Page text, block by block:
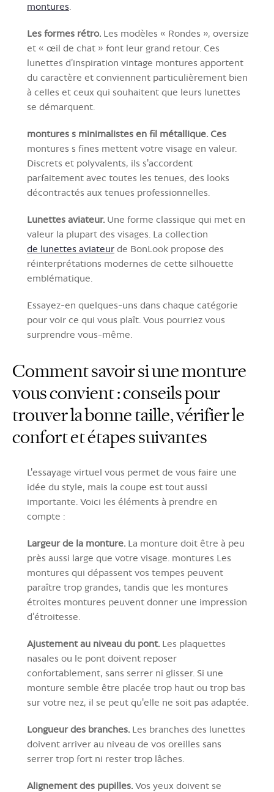
montures.
Les formes rétro. Les modèles « Rondes », oversize
et « œil de chat » font leur grand retour. Ces
lunettes d’inspiration vintage montures apportent
du caractère et conviennent particulièrement bien
à celles et ceux qui souhaitent que leurs lunettes
se démarquent.
montures s minimalistes en fil métallique. Ces
montures s fines mettent votre visage en valeur.
Discrets et polyvalents, ils s'accordent
parfaitement avec toutes les tenues, des looks
décontractés aux tenues professionnelles.
Lunettes aviateur. Une forme classique qui met en
valeur la plupart des visages. La collection
de lunettes aviateur de BonLook propose des
réinterprétations modernes de cette silhouette
emblématique.
Essayez-en quelques-uns dans chaque catégorie
pour voir ce qui vous plaît. Vous pourriez vous
surprendre vous-même.
Comment savoir si une monture
vous convient : conseils pour
trouver la bonne taille, vérifier le
confort et étapes suivantes
L'essayage virtuel vous permet de vous faire une
idée du style, mais la coupe est tout aussi
importante. Voici les éléments à prendre en
compte :
Largeur de la monture. La monture doit être à peu
près aussi large que votre visage. montures Les
montures qui dépassent vos tempes peuvent
paraître trop grandes, tandis que les montures
étroites montures peuvent donner une impression
d’étroitesse.
Ajustement au niveau du pont. Les plaquettes
nasales ou le pont doivent reposer
confortablement, sans serrer ni glisser. Si une
monture semble être placée trop haut ou trop bas
sur votre nez, il se peut qu'elle ne soit pas adaptée.
Longueur des branches. Les branches des lunettes
doivent arriver au niveau de vos oreilles sans
serrer trop fort ni rester trop lâches.
Alignement des pupilles. Vos yeux doivent se